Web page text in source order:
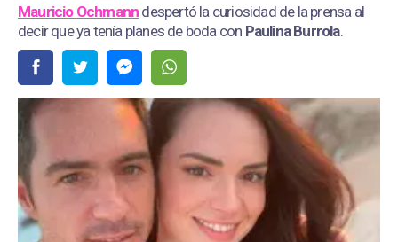
Mauricio Ochmann despertó la curiosidad de la prensa al
decir que ya tenía planes de boda con Paulina Burrola.